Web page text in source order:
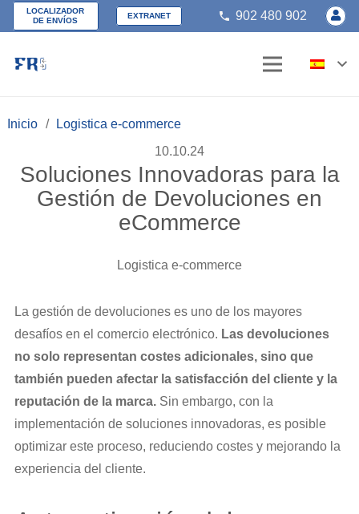
LOCALIZADOR
DE ENVÍOS
EXTRANET phone 902 480 902
Inicio /
Logistica e-commerce
10.10.24
Soluciones Innovadoras para la
Gestión de Devoluciones en
eCommerce
Logistica e-commerce
La gestión de devoluciones es uno de los mayores
desafíos en el comercio electrónico. Las devoluciones
no solo representan costes adicionales, sino que
también pueden afectar la satisfacción del cliente y la
reputación de la marca.Sin embargo, con la
implementación de soluciones innovadoras, es posible
optimizar este proceso, reduciendo costes y mejorando la
experiencia del cliente.